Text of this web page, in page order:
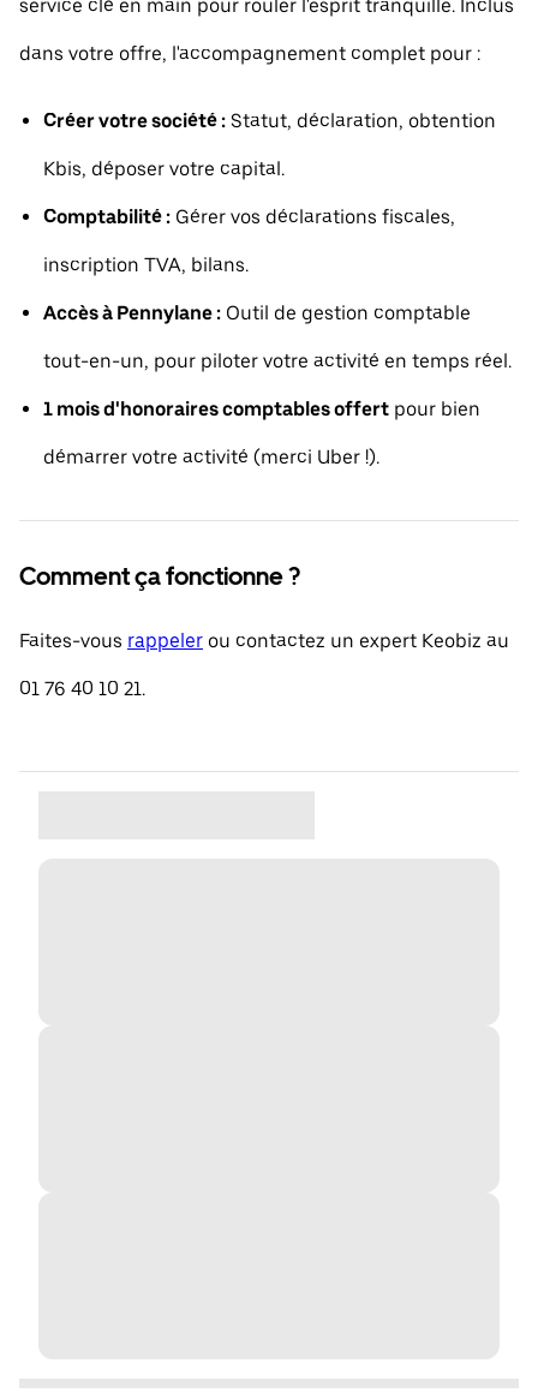
service clé en main pour rouler l'esprit tranquille. Inclus
dans votre offre, l'accompagnement complet pour :
Créer votre société : Statut, déclaration, obtention
Kbis, déposer votre capital.
Comptabilité : Gérer vos déclarations fiscales,
inscription TVA, bilans.
Accès à Pennylane : Outil de gestion comptable
tout-en-un, pour piloter votre activité en temps réel.
1 mois d'honoraires comptables offert pour bien
démarrer votre activité (merci Uber !).
Comment ça fonctionne ?
Faites-vous rappeler ou contactez un expert Keobiz au
01 76 40 10 21.